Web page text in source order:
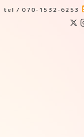
tel / 070-1532-6253